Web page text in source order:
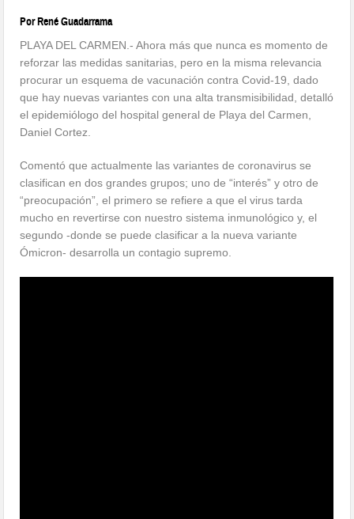
Por René Guadarrama
PLAYA DEL CARMEN.- Ahora más que nunca es momento de
reforzar las medidas sanitarias, pero en la misma relevancia
procurar un esquema de vacunación contra Covid-19, dado
que hay nuevas variantes con una alta transmisibilidad, detalló
el epidemiólogo del hospital general de Playa del Carmen,
Daniel Cortez.
Comentó que actualmente las variantes de coronavirus se
clasifican en dos grandes grupos; uno de “interés” y otro de
“preocupación”, el primero se refiere a que el virus tarda
mucho en revertirse con nuestro sistema inmunológico y, el
segundo -donde se puede clasificar a la nueva variante
Ómicron- desarrolla un contagio supremo.